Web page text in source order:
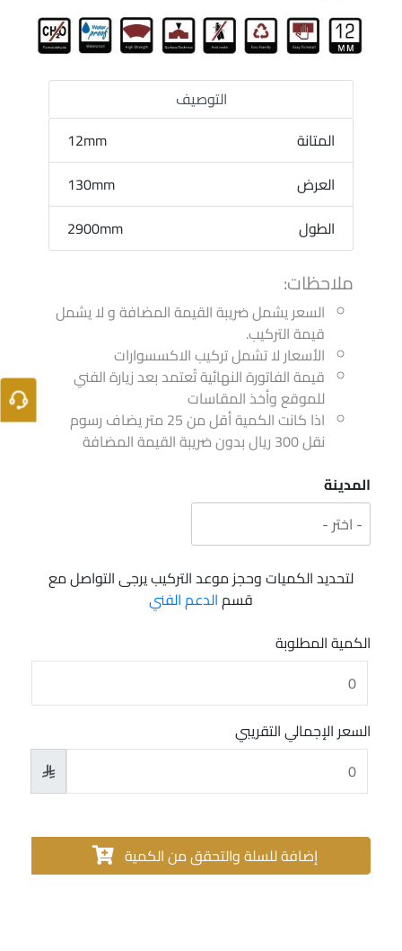
التوصيف
المتانة
12mm
العرض
130mm
الطول
2900mm
ملاحظات:
السعر يشمل ضريبة القيمة المضافة و لا يشمل
قيمة التركيب.
الأسعار لا تشمل تركيب الاكسسوارات
قيمة الفاتورة النهائية تُعتمد بعد زيارة الفني
للموقع وأخذ المقاسات
اذا كانت الكمية أقل من 25 متر يضاف رسوم
نقل 300 ريال بدون ضريبة القيمة المضافة
المدينة
لتحديد الكميات وحجز موعد التركيب يرجى التواصل مع
قسمالدعم الفني
الكمية المطلوبة
السعر الإجمالي التقريبي

إضافة للسلة والتحقق من الكمية